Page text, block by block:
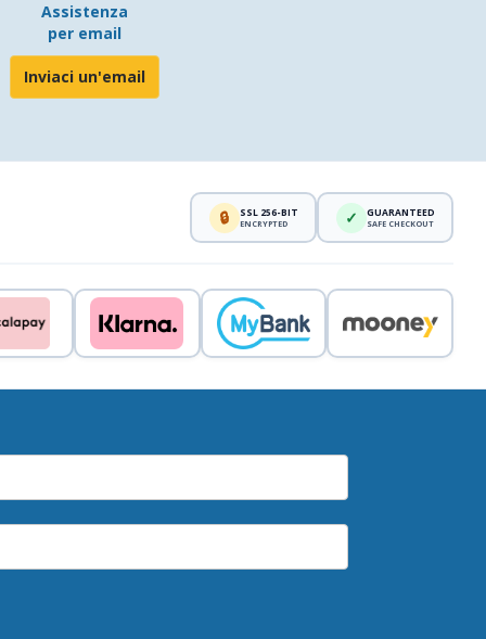
Assistenza
per email
Inviaci un'email
🔒 SSL 256-BIT
ENCRYPTED ✓ GUARANTEED
SAFE CHECKOUT